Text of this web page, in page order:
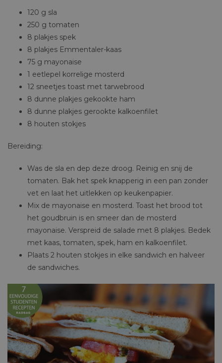
120 g sla
250 g tomaten
8 plakjes spek
8 plakjes Emmentaler-kaas
75 g mayonaise
1 eetlepel korrelige mosterd
12 sneetjes toast met tarwebrood
8 dunne plakjes gekookte ham
8 dunne plakjes gerookte kalkoenfilet
8 houten stokjes
Bereiding:
Was de sla en dep deze droog. Reinig en snij de
tomaten. Bak het spek knapperig in een pan zonder
vet en laat het uitlekken op keukenpapier.
Mix de mayonaise en mosterd. Toast het brood tot
het goudbruin is en smeer dan de mosterd
mayonaise. Verspreid de salade met 8 plakjes. Bedek
met kaas, tomaten, spek, ham en kalkoenfilet.
Plaats 2 houten stokjes in elke sandwich en halveer
de sandwiches.